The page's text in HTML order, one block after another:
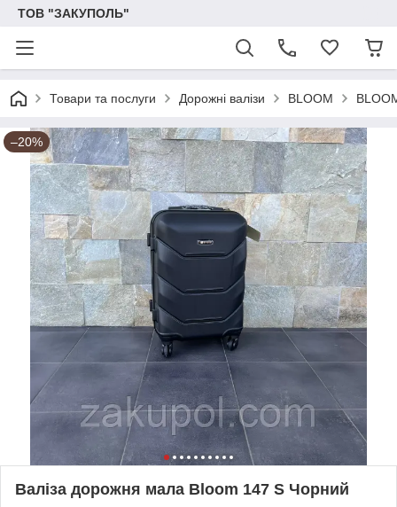
ТОВ "ЗАКУПОЛЬ"
Товари та послуги Дорожні валізи BLOOM
–20%
Валіза дорожня мала Bloom 147 S Чорний